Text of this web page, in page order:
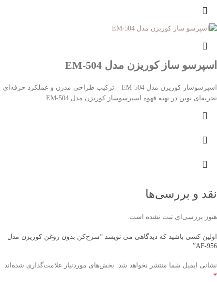
اسپرسو ساز کوریزن مدل EM-504
اسپرسوساز کوریزن مدل EM-504 – ترکیب طراحی مدرن و عملکرد حرفه‌ای
تجربه‌ای نوین در تهیه قهوه اسپرسوساز کوریزن مدل EM-504
نقد و بررسی‌ها
هنوز بررسی‌ای ثبت نشده است.
اولین کسی باشید که دیدگاهی می نویسد “سرخ‌کن بدون روغن کوریزن مدل
AF-956”
نشانی ایمیل شما منتشر نخواهد شد. بخش‌های موردنیاز علامت‌گذاری شده‌اند
*